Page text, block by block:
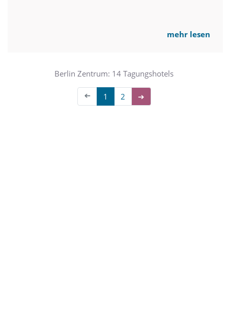
mehr lesen
Berlin Zentrum: 14 Tagungshotels
➔ 1 2 ➔